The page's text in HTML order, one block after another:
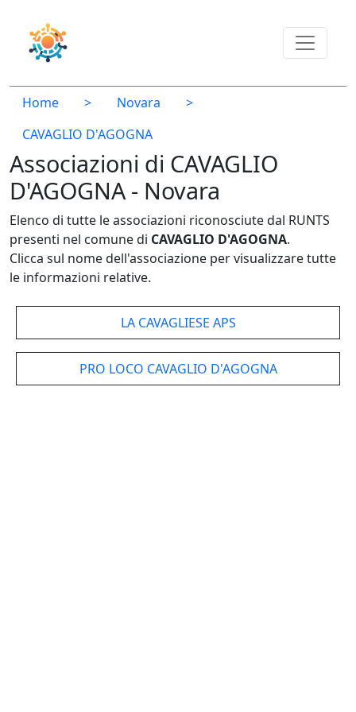
Home > Novara
>
CAVAGLIO D'AGOGNA
Associazioni di CAVAGLIO
D'AGOGNA - Novara
Elenco di tutte le associazioni riconosciute dal RUNTS
presenti nel comune di CAVAGLIO D'AGOGNA.
Clicca sul nome dell'associazione per visualizzare tutte
le informazioni relative.
LA CAVAGLIESE APS
PRO LOCO CAVAGLIO D'AGOGNA